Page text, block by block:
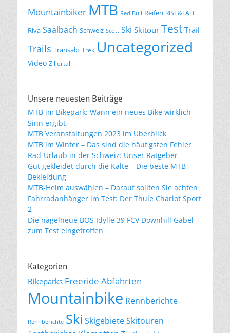
Mountainbiker MTB Red Bull Reifen RISE&FALL
Riva Saalbach Schweiz Scott Ski Skitour Test Trail
Trails Transalp Trek Uncategorized
Video Zillertal
Unsere neuesten Beiträge
MTB im Bikepark: Wann ein neues Bike wirklich
Sinn ergibt
MTB Veranstaltungen 2023 im Überblick
MTB im Winter – Das sind die häufigsten Fehler
Rad-Urlaub in der Schweiz: Unser Ratgeber
Gut gekleidet durch die Kälte – Die beste MTB-
Bekleidung
MTB-Helm auswählen – Darauf sollten Sie achten
Fahrradanhänger im Test: Der Thule Chariot Sport
2
Die nagelneue BOS Idylle 39 FCV Downhill Gabel
zum Test eingetroffen
Kategorien
Bikeparks Freeride Abfahrten
Mountainbike Rennberichte
Rennberichte Ski SkigebieteSkitouren